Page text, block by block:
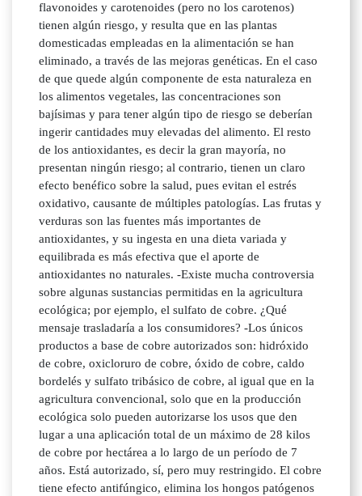
flavonoides y carotenoides (pero no los carotenos)
tienen algún riesgo, y resulta que en las plantas
domesticadas empleadas en la alimentación se han
eliminado, a través de las mejoras genéticas. En el caso
de que quede algún componente de esta naturaleza en
los alimentos vegetales, las concentraciones son
bajísimas y para tener algún tipo de riesgo se deberían
ingerir cantidades muy elevadas del alimento. El resto
de los antioxidantes, es decir la gran mayoría, no
presentan ningún riesgo; al contrario, tienen un claro
efecto benéfico sobre la salud, pues evitan el estrés
oxidativo, causante de múltiples patologías. Las frutas y
verduras son las fuentes más importantes de
antioxidantes, y su ingesta en una dieta variada y
equilibrada es más efectiva que el aporte de
antioxidantes no naturales. -Existe mucha controversia
sobre algunas sustancias permitidas en la agricultura
ecológica; por ejemplo, el sulfato de cobre. ¿Qué
mensaje trasladaría a los consumidores? -Los únicos
productos a base de cobre autorizados son: hidróxido
de cobre, oxicloruro de cobre, óxido de cobre, caldo
bordelés y sulfato tribásico de cobre, al igual que en la
agricultura convencional, solo que en la producción
ecológica solo pueden autorizarse los usos que den
lugar a una aplicación total de un máximo de 28 kilos
de cobre por hectárea a lo largo de un período de 7
años. Está autorizado, sí, pero muy restringido. El cobre
tiene efecto antifúngico, elimina los hongos patógenos